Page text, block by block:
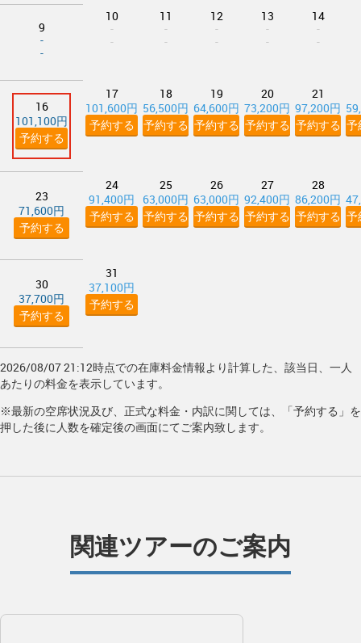
9
-
-
10
-
-
11
-
-
12
-
-
13
-
-
14
-
-
16
101,100円
予約する
17
101,600円
予約する
18
56,500円
予約する
19
64,600円
予約する
20
73,200円
予約する
21
97,200円
予約する 予
23
71,600円
予約する
24
91,400円
予約する
25
63,000円
予約する
26
63,000円
予約する
27
92,400円
予約する
28
86,200円
予約する 予
30
37,700円
予約する
31
37,100円
予約する
2026/08/07 21:12時点での在庫料金情報より計算した、該当日、一人
あたりの料金を表示しています。
※最新の空席状況及び、正式な料金・内訳に関しては、「予約する」を
押した後に人数を確定後の画面にてご案内致します。
関連ツアーのご案内